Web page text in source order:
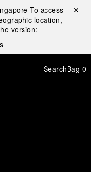
To access
location,
version:
Close ✕
SearchBag 0